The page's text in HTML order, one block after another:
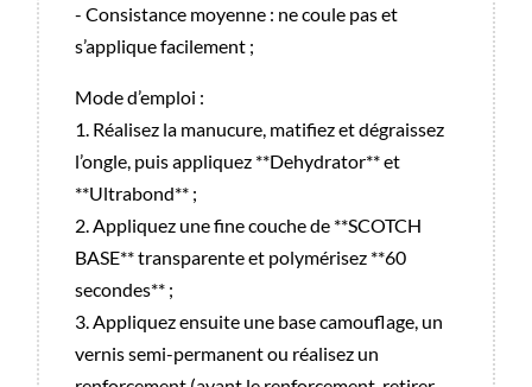
- Consistance moyenne : ne coule pas et
s’applique facilement ;
Mode d’emploi :
1. Réalisez la manucure, matifiez et dégraissez
l’ongle, puis appliquez **Dehydrator** et
**Ultrabond** ;
2. Appliquez une fine couche de **SCOTCH
BASE** transparente et polymérisez **60
secondes** ;
3. Appliquez ensuite une base camouflage, un
vernis semi-permanent ou réalisez un